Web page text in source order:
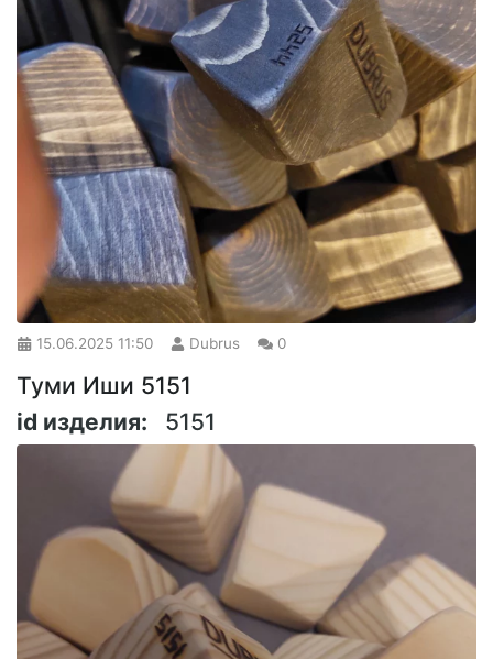
15.06.2025 11:50 Dubrus 0
Туми Иши 5151
id изделия:
5151